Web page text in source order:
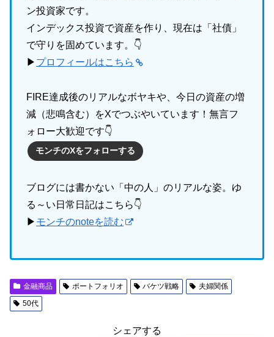
ン投資家です。
インデックス投資で資産を作り、現在は「社債」
で守りを固めています。👇
▶ プロフィールはこちら
FIRE達成後のリアルなボヤキや、今日の資産の増
減（悲鳴含む）をXでつぶやいています！無言フ
ォロー大歓迎です👇
モンチのXをフォローする
ブログには書かない「中の人」のリアルな姿。ゆ
る～い日常日記はこちら👇
▶ モンチのnoteを読む
金融商品 ポートフォリオ バケツ戦略
夫婦関係
50代
シェアする